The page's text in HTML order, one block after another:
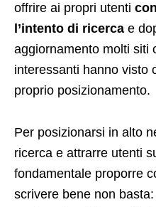
offrire ai propri utenti
l’intento di ricerca e
aggiornamento molti siti
interessanti hanno visto
proprio posizionamento.
Per posizionarsi in alto
ricerca e attrarre utenti
fondamentale proporre
scrivere bene non